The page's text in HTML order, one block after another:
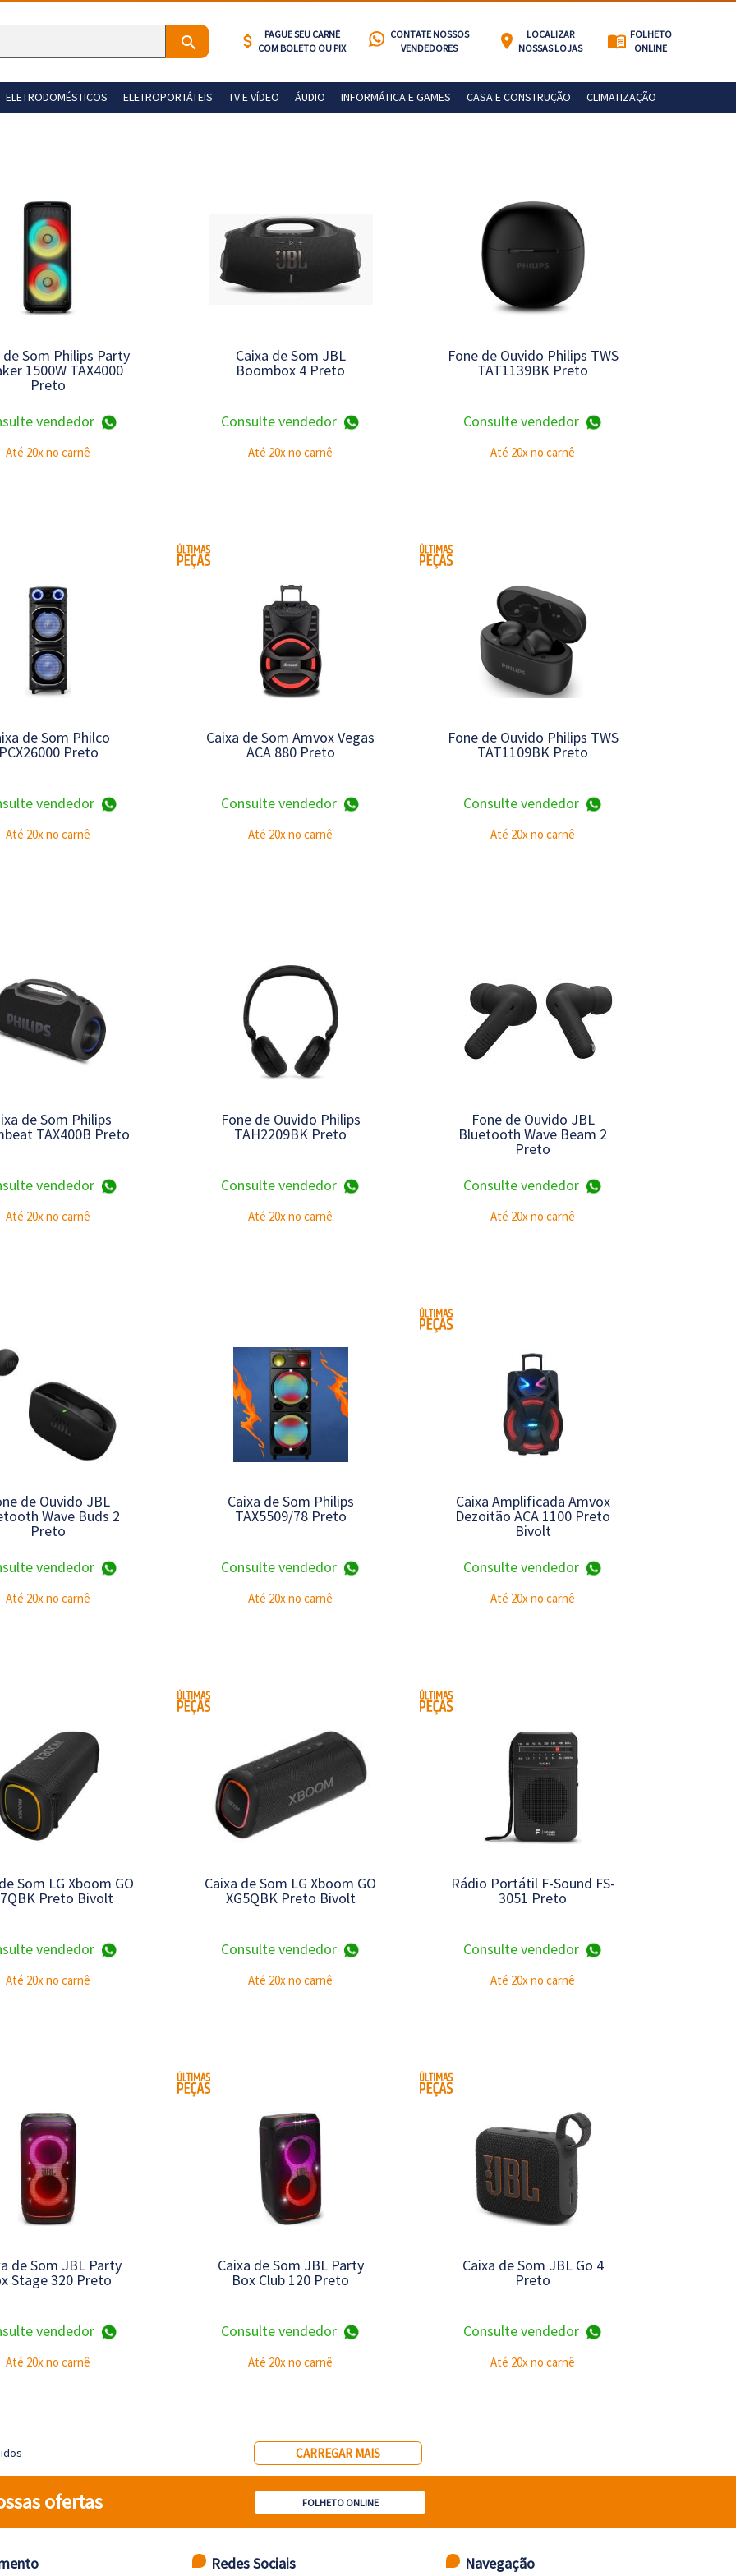
attach_money
PAGUE SEU CARNÊ
COM BOLETO OU PIX
CONTATE NOSSOS
VENDEDORES
location_on
LOCALIZAR
NOSSAS LOJAS
menu_book FOLHETO
ONLINE
ELETRODOMÉSTICOS ELETROPORTÁTEIS TV E VÍDEO ÁUDIO INFORMÁTICA E GAMES CASA E CONSTRUÇÃO CLIMATIZAÇÃO
de Som Philips Party
1500W TAX4000
Preto
vendedor
Até 20x no carnê
Caixa de Som JBL
Boombox 4 Preto
Consulte vendedor
Até 20x no carnê
Fone de Ouvido Philips TWS
TAT1139BK Preto
Consulte vendedor
Até 20x no carnê
de Som Philco
PCX26000 Preto
vendedor
Até 20x no carnê
Caixa de Som Amvox Vegas
ACA 880 Preto
Consulte vendedor
Até 20x no carnê
Fone de Ouvido Philips TWS
TAT1109BK Preto
Consulte vendedor
Até 20x no carnê
de Som Philips
TAX400B Preto
vendedor
Até 20x no carnê
Fone de Ouvido Philips
TAH2209BK Preto
Consulte vendedor
Até 20x no carnê
Fone de Ouvido JBL
Bluetooth Wave Beam 2
Preto
Consulte vendedor
Até 20x no carnê
de Ouvido JBL
Wave Buds 2
Preto
vendedor
Até 20x no carnê
Caixa de Som Philips
TAX5509/78 Preto
Consulte vendedor
Até 20x no carnê
Caixa Amplificada Amvox
Dezoitão ACA 1100 Preto
Bivolt
Consulte vendedor
Até 20x no carnê
Som LG Xboom GO
Preto Bivolt
vendedor
Até 20x no carnê
Caixa de Som LG Xboom GO
XG5QBK Preto Bivolt
Consulte vendedor
Até 20x no carnê
Rádio Portátil F-Sound FS-
3051 Preto
Consulte vendedor
Até 20x no carnê
de Som JBL Party
Stage 320 Preto
vendedor
Até 20x no carnê
Caixa de Som JBL Party
Box Club 120 Preto
Consulte vendedor
Até 20x no carnê
Caixa de Som JBL Go 4
Preto
Consulte vendedor
Até 20x no carnê
CARREGAR MAIS
ofertas FOLHETO ONLINE
Redes Sociais Navegação